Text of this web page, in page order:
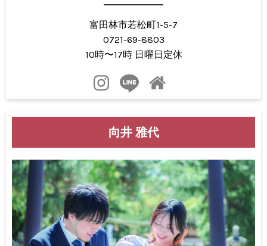
富田林市若松町1-5-7
0721-69-8803
10時〜17時 日曜日定休
向井 雅代